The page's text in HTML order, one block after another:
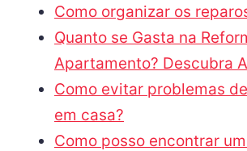
Como organizar os
Quanto se Gasta na
Apartamento? Descubra
Como evitar problemas
em casa?
Como posso encontrar